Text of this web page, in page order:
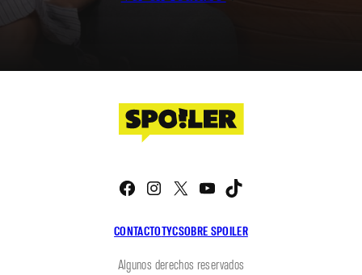
CONTACTOTYCSOBRE SPOILER
Facebook
Instagram
X YouTube
Algunos derechos reservados